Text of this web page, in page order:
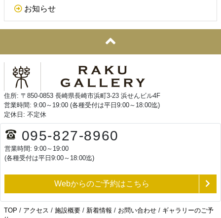
お知らせ
住所: 〒850-0853 長崎県長崎市浜町3-23 浜せんビル4F
営業時間: 9:00～19:00 (各種受付は平日9:00～18:00迄)
定休日: 不定休
095-827-8960
営業時間: 9:00～19:00
(各種受付は平日9:00～18:00迄)
Webからのご予約はこちら
TOP / アクセス / 施設概要 / 新着情報 / お問い合わせ / ギャラリーのご予